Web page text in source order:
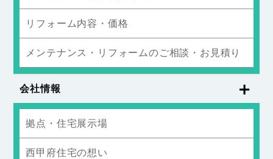
リフォーム内容・価格
メンテナンス・リフォームのご相談・お見積り
会社情報
拠点・住宅展示場
西甲府住宅の想い